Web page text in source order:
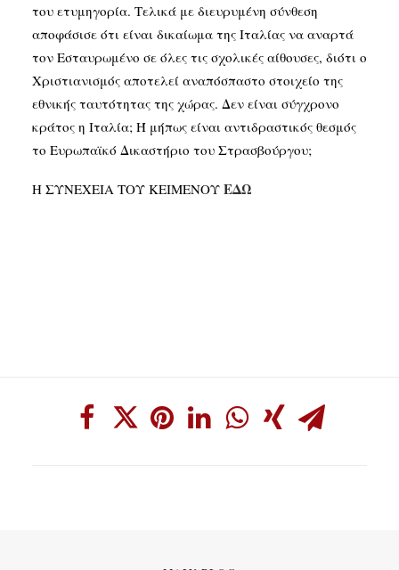
του ετυμηγορία. Τελικά με διευρυμένη σύνθεση
αποφάσισε ότι είναι δικαίωμα της Ιταλίας να αναρτά
τον Εσταυρωμένο σε όλες τις σχολικές αίθουσες, διότι ο
Χριστιανισμός αποτελεί αναπόσπαστο στοιχείο της
εθνικής ταυτότητας της χώρας. Δεν είναι σύγχρονο
κράτος η Ιταλία; Ή μήπως είναι αντιδραστικός θεσμός
το Ευρωπαϊκό Δικαστήριο του Στρασβούργου;
Η ΣΥΝΕΧΕΙΑ ΤΟΥ ΚΕΙΜΕΝΟΥ ΕΔΩ